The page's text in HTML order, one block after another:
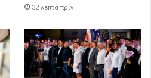
32 λεπτά πρίν